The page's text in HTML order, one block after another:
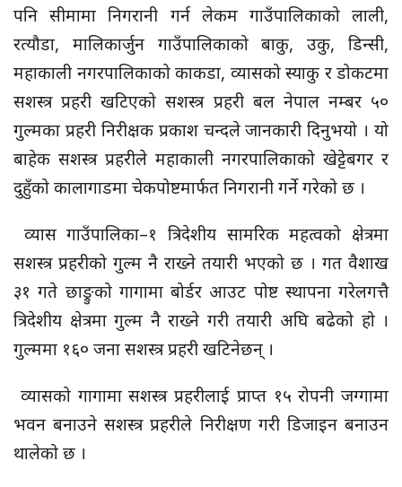
पनि सीमामा निगरानी गर्न लेकम गाउँपालिकाको लाली,
रत्यौडा, मालिकार्जुन गाउँपालिकाको बाकु, उकु, डिन्सी,
महाकाली नगरपालिकाको काकडा, व्यासको स्याकु र डोकटमा
सशस्त्र प्रहरी खटिएको सशस्त्र प्रहरी बल नेपाल नम्बर ५०
गुल्मका प्रहरी निरीक्षक प्रकाश चन्दले जानकारी दिनुभयो । यो
बाहेक सशस्त्र प्रहरीले महाकाली नगरपालिकाको खेट्टेबगर र
दुहुँको कालागाडमा चेकपोष्टमार्फत निगरानी गर्ने गरेको छ ।
व्यास गाउँपालिका–१ त्रिदेशीय सामरिक महत्वको क्षेत्रमा
सशस्त्र प्रहरीको गुल्म नै राख्ने तयारी भएको छ । गत वैशाख
३१ गते छाङ्रुको गागामा बोर्डर आउट पोष्ट स्थापना गरेलगत्तै
त्रिदेशीय क्षेत्रमा गुल्म नै राख्ने गरी तयारी अघि बढेको हो ।
गुल्ममा १६० जना सशस्त्र प्रहरी खटिनेछन् ।
व्यासको गागामा सशस्त्र प्रहरीलाई प्राप्त १५ रोपनी जग्गामा
भवन बनाउने सशस्त्र प्रहरीले निरीक्षण गरी डिजाइन बनाउन
थालेको छ ।